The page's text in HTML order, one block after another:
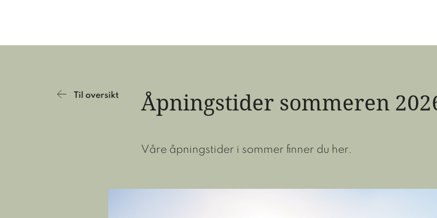
Til oversikt Åpningstider sommeren
Våre åpningstider i sommer finner du her.